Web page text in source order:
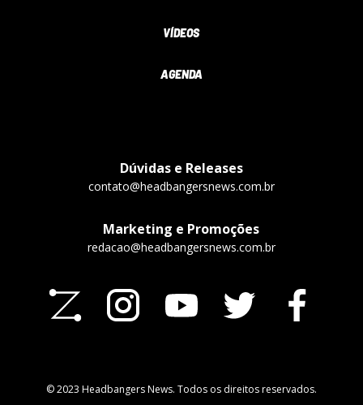
VÍDEOS
AGENDA
Dúvidas e Releases
contato@headbangersnews.com.br
Marketing e Promoções
redacao@headbangersnews.com.br
© 2023 Headbangers News. Todos os direitos reservados.